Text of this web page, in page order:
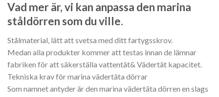
Vad mer är, vi kan anpassa den marina
ståldörren som du ville.
Stålmaterial, lätt att svetsa med ditt fartygsskrov.
Medan alla produkter kommer att testas innan de lämnar
fabriken för att säkerställa vattentät& Vädertät kapacitet.
Tekniska krav för marina vädertäta dörrar
Som namnet antyder är den marina vädertäta dörren en slags